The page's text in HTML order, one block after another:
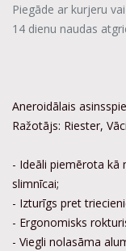
Piegāde ar kurjeru
14 dienu naudas
Aneroidālais
Ražotājs: Riester,
- Ideāli piemērota kā
slimnīcai;
- Izturīgs pret
- Ergonomisks
- Viegli nolasāma